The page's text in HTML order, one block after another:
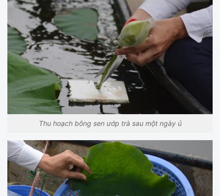
Thu hoạch bông sen ướp trà sau một ngày ủ